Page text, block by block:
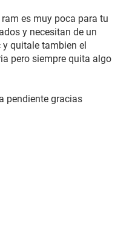
es muy poca para tu
y necesitan de un
quitale tambien el
pero siempre quita algo
pendiente gracias